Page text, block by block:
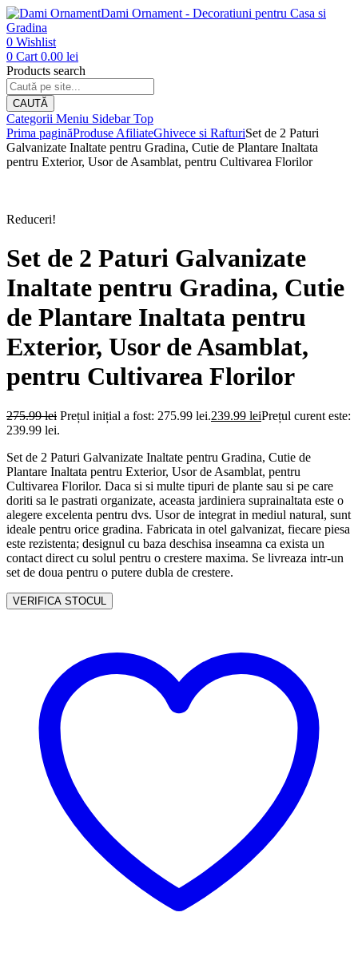
Dami Ornament - Decoratiuni pentru Casa si
Gradina
0 Wishlist
0 Cart 0.00 lei
Products search
CAUTĂ
Categorii Meniu Sidebar Top
Prima paginăProduse AfiliateGhivece si RafturiSet de 2 Paturi
Galvanizate Inaltate pentru Gradina, Cutie de Plantare Inaltata
pentru Exterior, Usor de Asamblat, pentru Cultivarea Florilor
Reduceri!
Set de 2 Paturi Galvanizate
Inaltate pentru Gradina, Cutie
de Plantare Inaltata pentru
Exterior, Usor de Asamblat,
pentru Cultivarea Florilor
275.99lei Prețul inițial a fost: 275.99 lei.239.99 leiPrețul curent este:
239.99 lei.
Set de 2 Paturi Galvanizate Inaltate pentru Gradina, Cutie de
Plantare Inaltata pentru Exterior, Usor de Asamblat, pentru
Cultivarea Florilor. Daca si si multe tipuri de plante sau si pe care
doriti sa le pastrati organizate, aceasta jardiniera suprainaltata este o
alegere excelenta pentru dvs. Usor de integrat in mediul natural, sunt
ideale pentru orice gradina. Fabricata in otel galvanizat, fiecare piesa
este rezistenta; designul cu baza deschisa inseamna ca exista un
contact direct cu solul pentru o crestere maxima. Se livreaza intr-un
set de doua pentru o putere dubla de crestere.
VERIFICA STOCUL